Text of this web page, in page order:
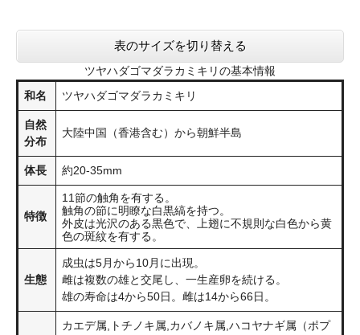
表のサイズを切り替える
ツヤハダゴマダラカミキリの基本情報
和名
ツヤハダゴマダラカミキリ
自然
分布
大陸中国（香港含む）から朝鮮半島
体長 約20-35mm
特徴
11節の触角を有する。
触角の節に明瞭な白黒縞を持つ。
外皮は光沢のある黒色で、上翅に不規則な白色から黄
色の斑紋を有する。
生態
成虫は5月から10月に出現。
雌は複数の雄と交尾し、一生産卵を続ける。
雄の寿命は4から50日。雌は14から66日。
カエデ属,トチノキ属,カバノキ属,ハコヤナギ属（ポプ